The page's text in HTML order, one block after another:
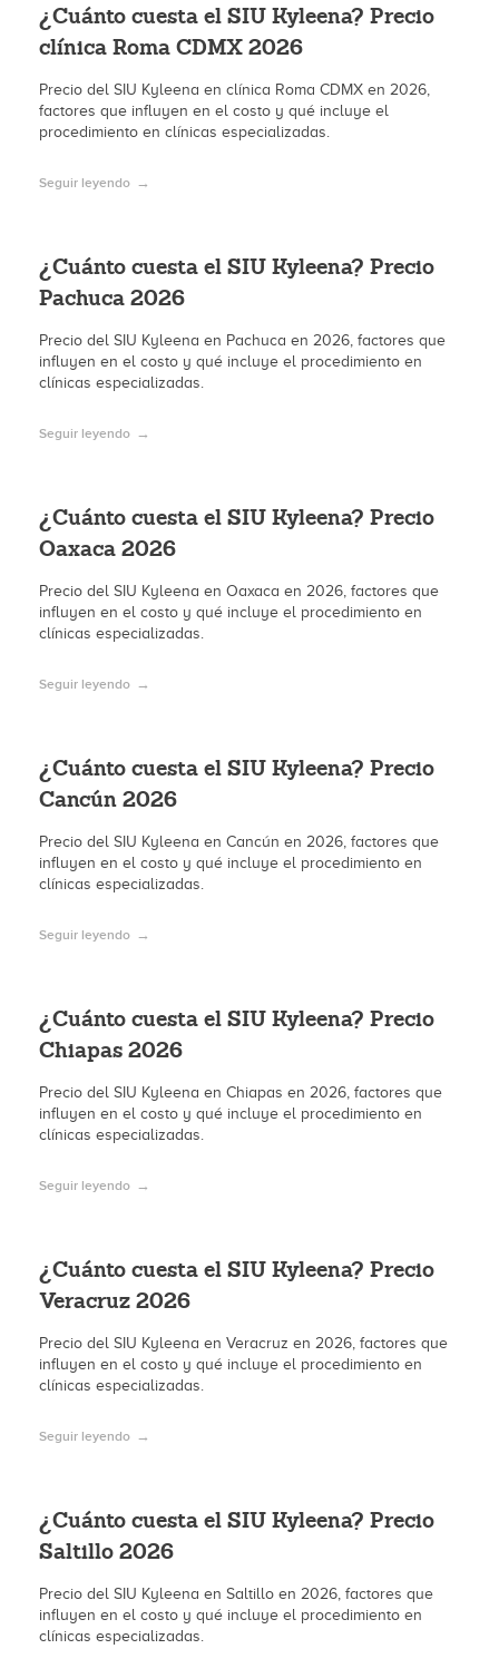
¿Cuánto cuesta el SIU Kyleena? Precio
clínica Roma CDMX 2026
Precio del SIU Kyleena en clínica Roma CDMX en 2026,
factores que influyen en el costo y qué incluye el
procedimiento en clínicas especializadas.
Seguir leyendo
¿Cuánto cuesta el SIU Kyleena? Precio
Pachuca 2026
Precio del SIU Kyleena en Pachuca en 2026, factores que
influyen en el costo y qué incluye el procedimiento en
clínicas especializadas.
Seguir leyendo
¿Cuánto cuesta el SIU Kyleena? Precio
Oaxaca 2026
Precio del SIU Kyleena en Oaxaca en 2026, factores que
influyen en el costo y qué incluye el procedimiento en
clínicas especializadas.
Seguir leyendo
¿Cuánto cuesta el SIU Kyleena? Precio
Cancún 2026
Precio del SIU Kyleena en Cancún en 2026, factores que
influyen en el costo y qué incluye el procedimiento en
clínicas especializadas.
Seguir leyendo
¿Cuánto cuesta el SIU Kyleena? Precio
Chiapas 2026
Precio del SIU Kyleena en Chiapas en 2026, factores que
influyen en el costo y qué incluye el procedimiento en
clínicas especializadas.
Seguir leyendo
¿Cuánto cuesta el SIU Kyleena? Precio
Veracruz 2026
Precio del SIU Kyleena en Veracruz en 2026, factores que
influyen en el costo y qué incluye el procedimiento en
clínicas especializadas.
Seguir leyendo
¿Cuánto cuesta el SIU Kyleena? Precio
Saltillo 2026
Precio del SIU Kyleena en Saltillo en 2026, factores que
influyen en el costo y qué incluye el procedimiento en
clínicas especializadas.